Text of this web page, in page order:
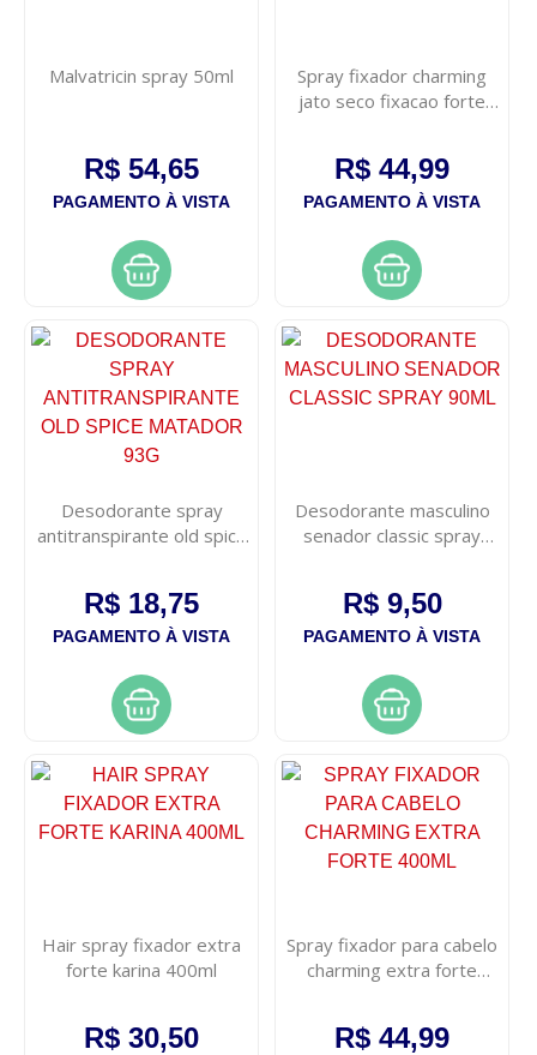
Malvatricin spray 50ml
R$ 54,65
PAGAMENTO À VISTA
Spray fixador charming
jato seco fixacao forte
R$ 44,99
PAGAMENTO À VISTA
Desodorante spray
antitranspirante old spice
R$ 18,75
PAGAMENTO À VISTA
Desodorante masculino
senador classic spray
R$ 9,50
PAGAMENTO À VISTA
Hair spray fixador extra
forte karina 400ml
R$ 30,50
Spray fixador para cabelo
charming extra forte
R$ 44,99